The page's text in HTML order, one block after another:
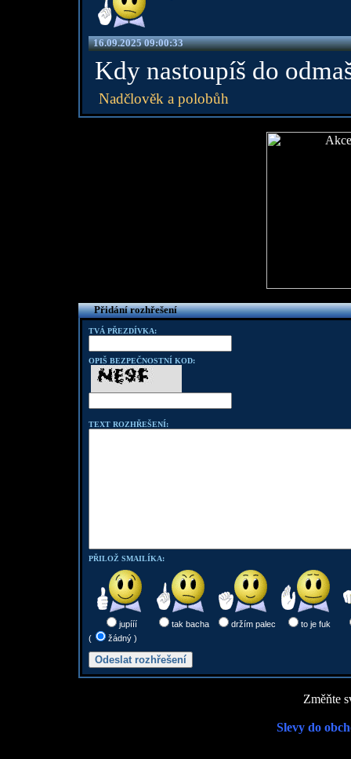
16.09.2025 09:00:33
Kdy nastoupíš do
Nadčlověk a polobůh
Přidání rozhřešení
TVÁ PŘEZDÍVKA:
OPIŠ BEZPEČNOSTNÍ KOD:
TEXT ROZHŘEŠENÍ:
PŘILOŽ SMAILÍKA:
jupííí tak bacha držím palec
to je fuk
(
žádný )
Změňte
Slevy do